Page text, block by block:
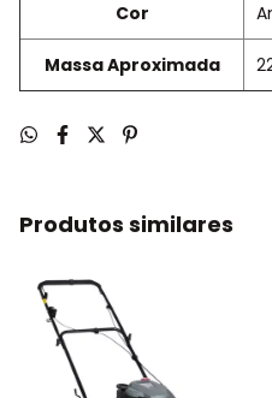
Cor
Massa Aproximada
Produtos similares